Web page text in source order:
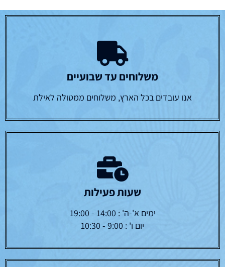
משלוחים עד שבועיים
אנו עובדים בכל הארץ, משלוחים ממטולה לאילת
שעות פעילות
ימים א'-ה' : 14:00 - 19:00
יום ו' : 9:00 - 10:30